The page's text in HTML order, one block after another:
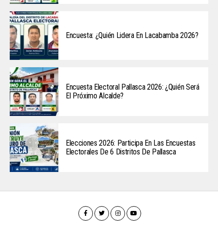
Encuesta: ¿Quién Lidera En Lacabamba 2026?
Encuesta Electoral Pallasca 2026: ¿Quién Será
El Próximo Alcalde?
Elecciones 2026: Participa En Las Encuestas
Electorales De 6 Distritos De Pallasca